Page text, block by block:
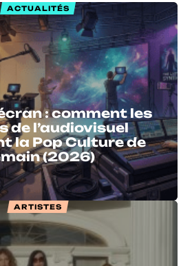
ACTUALITÉS
: comment les
de l’audiovisuel
la Pop Culture de
(2026)
ARTISTES